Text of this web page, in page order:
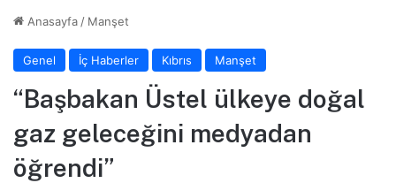
Anasayfa / Manşet
Genel İç Haberler Kıbrıs Manşet
“Başbakan Üstel ülkeye doğal
gaz geleceğini medyadan
öğrendi”